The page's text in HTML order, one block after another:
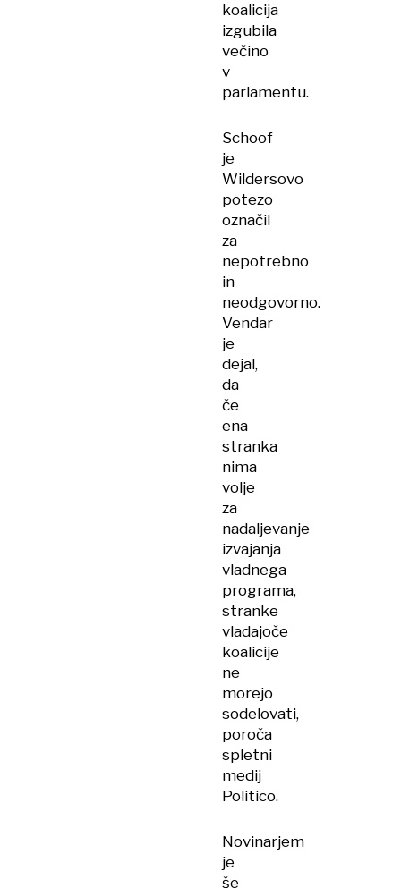
koalicija
izgubila
večino
v
parlamentu.
Schoof
je
Wildersovo
potezo
označil
za
nepotrebno
in
neodgovorno.
Vendar
je
dejal,
da
če
ena
stranka
nima
volje
za
nadaljevanje
izvajanja
vladnega
programa,
stranke
vladajoče
koalicije
ne
morejo
sodelovati,
poroča
spletni
medij
Politico.
Novinarjem
je
še